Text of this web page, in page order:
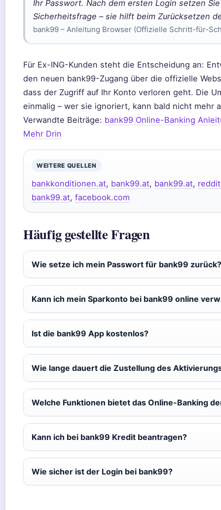
Ihr Passwort. Nach dem ersten Login setzen
Sicherheitsfrage – sie hilft beim Zurücksetzen
bank99 – Anleitung Browser (Offizielle Schritt-für-
Für Ex-ING-Kunden steht die Entscheidung an:
den neuen bank99-Zugang über die offizielle
dass der Zugriff auf Ihr Konto verloren geht. Die
einmalig – wer sie ignoriert, kann bald nicht mehr
Verwandte Beiträge: bank99 Online-Banking
Mehr Drin
WEITERE QUELLEN
bankkonditionen.at, bank99.at, bank99.at,
bank99.at, facebook.com
Häufig gestellte Fragen
Wie setze ich mein Passwort für bank99 zurück?
Kann ich mein Sparkonto bei bank99 online
Ist die bank99 App kostenlos?
Wie lange dauert die Zustellung des
Welche Funktionen bietet das Online-Banking
Kann ich bei bank99 Kredit beantragen?
Wie sicher ist der Login bei bank99?